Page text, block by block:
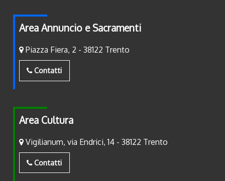
Area Annuncio e Sacramenti
Piazza Fiera, 2 - 38122 Trento
Contatti
Area Cultura
Vigilianum, via Endrici, 14 - 38122 Trento
Contatti